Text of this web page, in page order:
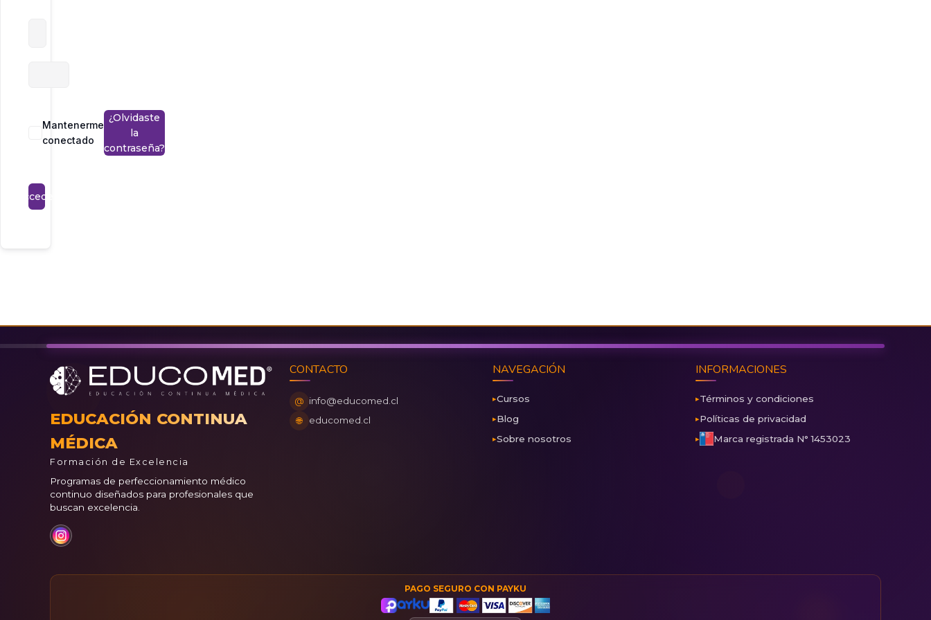
Mantenerme
conectado
¿Olvidaste
la
contraseña?
Acceder
EDUCACIÓN CONTINUA
MÉDICA
Formación de Excelencia
Programas de perfeccionamiento médico
continuo diseñados para profesionales que
buscan excelencia.
CONTACTO
@ info@educomed.cl
🌐 educomed.cl
NAVEGACIÓN
Cursos
Blog
Sobre nosotros
INFORMACIONES
Términos y condiciones
Políticas de privacidad
Marca registrada N° 1453023
PAGO SEGURO CON PAYKU